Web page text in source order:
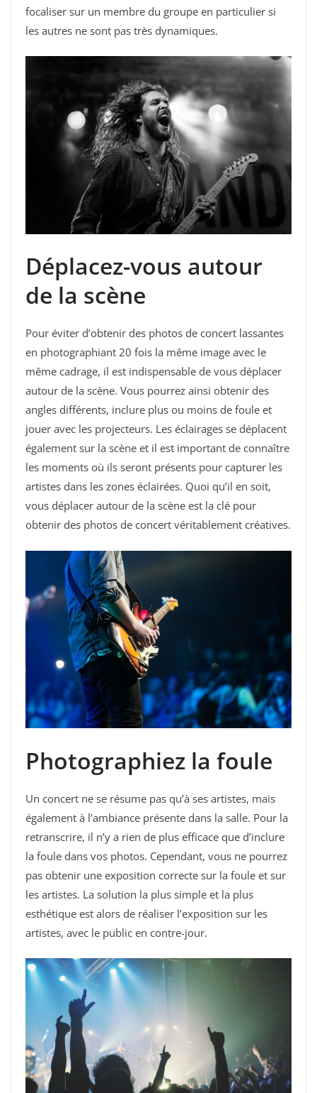
focaliser sur un membre du groupe en particulier si
les autres ne sont pas très dynamiques.
Déplacez-vous autour
de la scène
Pour éviter d’obtenir des photos de concert lassantes
en photographiant 20 fois la même image avec le
même cadrage, il est indispensable de vous déplacer
autour de la scène. Vous pourrez ainsi obtenir des
angles différents, inclure plus ou moins de foule et
jouer avec les projecteurs. Les éclairages se déplacent
également sur la scène et il est important de connaître
les moments où ils seront présents pour capturer les
artistes dans les zones éclairées. Quoi qu’il en soit,
vous déplacer autour de la scène est la clé pour
obtenir des photos de concert véritablement créatives.
Photographiez la foule
Un concert ne se résume pas qu’à ses artistes, mais
également à l’ambiance présente dans la salle. Pour la
retranscrire, il n’y a rien de plus efficace que d’inclure
la foule dans vos photos. Cependant, vous ne pourrez
pas obtenir une exposition correcte sur la foule et sur
les artistes. La solution la plus simple et la plus
esthétique est alors de réaliser l’exposition sur les
artistes, avec le public en contre-jour.